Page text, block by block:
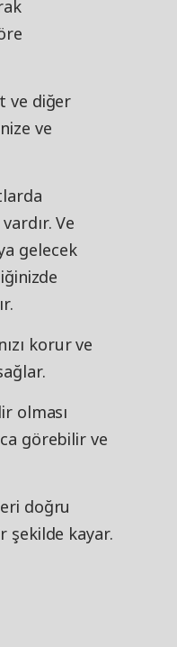
ve diğer
ve
Ve
gelecek
korur ve
olması
görebilir ve
doğru
şekilde kayar.